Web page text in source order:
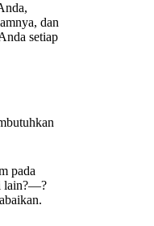
dan
setiap
pada
lain?—?